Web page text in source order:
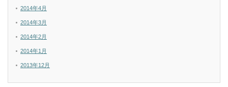
2014年4月
2014年3月
2014年2月
2014年1月
2013年12月